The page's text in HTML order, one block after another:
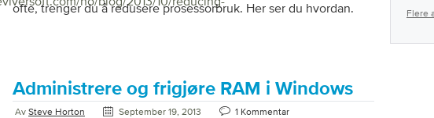
ofte, trenger du å redusere prosessorbruk. Her ser du hvordan.
Administrere og frigjøre RAM i Windows
Av Steve Horton September 19, 2013 1 Kommentar
Flere